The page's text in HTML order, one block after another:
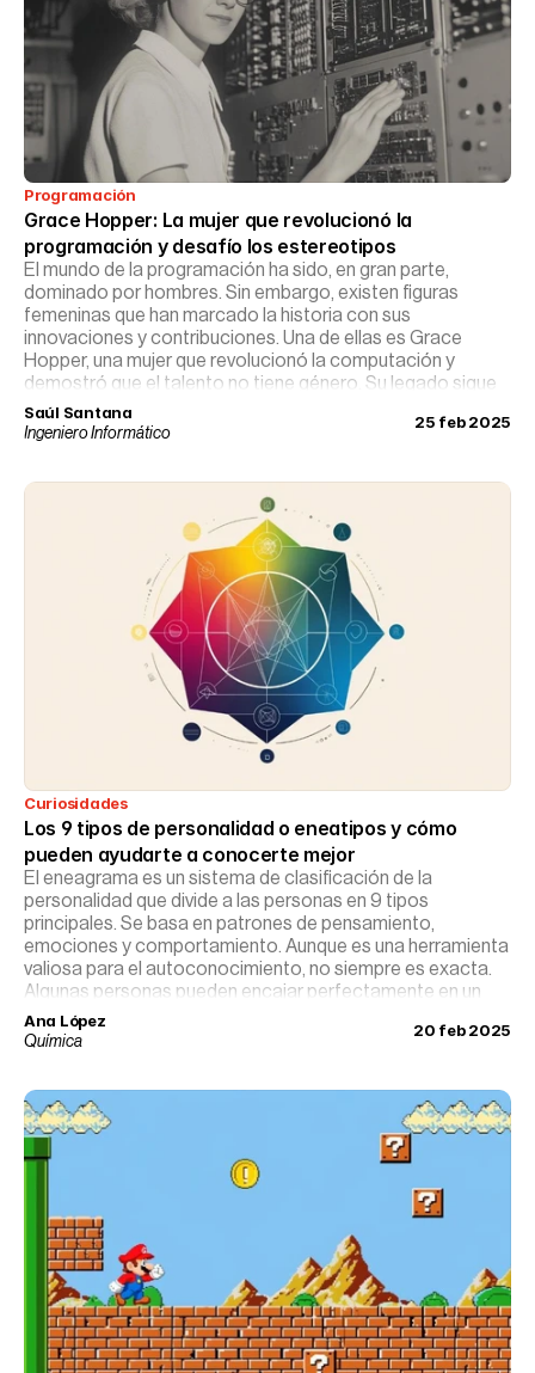
Programación
Grace Hopper: La mujer que revolucionó la
programación y desafío los estereotipos
El mundo de la programación ha sido, en gran parte,
dominado por hombres. Sin embargo, existen figuras
femeninas que han marcado la historia con sus
innovaciones y contribuciones. Una de ellas es Grace
Hopper, una mujer que revolucionó la computación y
demostró que el talento no tiene género. Su legado sigue
vigente, inspirando a nuevas generaciones de mujeres en
STEM.
Saúl Santana
Ingeniero Informático
25 feb 2025
Curiosidades
Los 9 tipos de personalidad o eneatipos y cómo
pueden ayudarte a conocerte mejor
El eneagrama es un sistema de clasificación de la
personalidad que divide a las personas en 9 tipos
principales. Se basa en patrones de pensamiento,
emociones y comportamiento. Aunque es una herramienta
valiosa para el autoconocimiento, no siempre es exacta.
Algunas personas pueden encajar perfectamente en un
eneatipo, mientras que otras se identifican con varios o no
encuentran uno que los represente al completamente.
Ana López
Química
20 feb 2025